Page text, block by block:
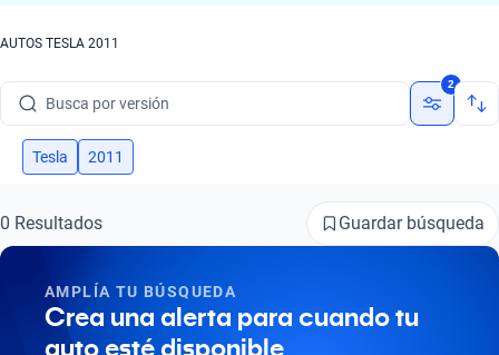
AUTOS TESLA 2011
Busca por año
Busca por marca
Busca por año
2
Tesla 2011
0 Resultados Guardar búsqueda
AMPLÍA TU BÚSQUEDA
Crea una alerta para cuando tu
auto esté disponible